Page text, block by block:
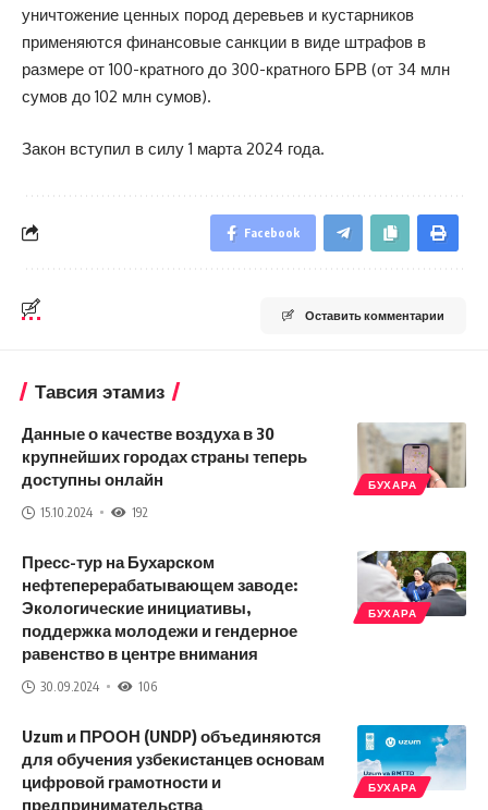
уничтожение ценных пород деревьев и кустарников
применяются финансовые санкции в виде штрафов в
размере от 100-кратного до 300-кратного БРВ (от 34 млн
сумов до 102 млн сумов).
Закон вступил в силу 1 марта 2024 года.
Facebook
Оставить комментарии
Тавсия этамиз
БУХАРА
Данные о качестве воздуха в 30
крупнейших городах страны теперь
доступны онлайн
15.10.2024 192
БУХАРА
Пресс-тур на Бухарском
нефтеперерабатывающем заводе:
Экологические инициативы,
поддержка молодежи и гендерное
равенство в центре внимания
30.09.2024 106
БУХАРА
Uzum и ПРООН (UNDP) объединяются
для обучения узбекистанцев основам
цифровой грамотности и
предпринимательства